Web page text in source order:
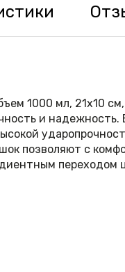
1000 мл, 21х10
и
позволяют с
переходом